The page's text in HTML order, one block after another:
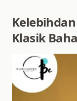
Klasik